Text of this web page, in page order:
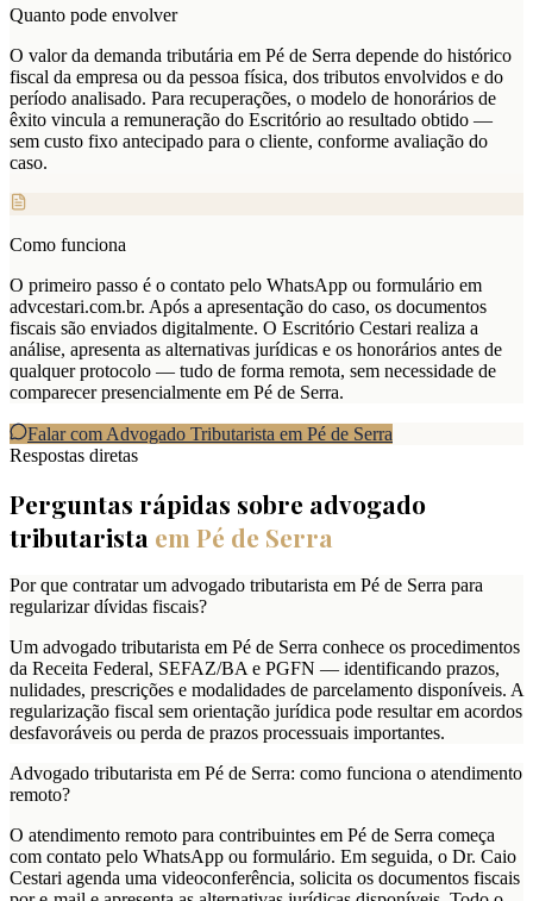
Quanto pode envolver
O valor da demanda tributária em Pé de Serra depende do histórico
fiscal da empresa ou da pessoa física, dos tributos envolvidos e do
período analisado. Para recuperações, o modelo de honorários de
êxito vincula a remuneração do Escritório ao resultado obtido —
sem custo fixo antecipado para o cliente, conforme avaliação do
caso.
Como funciona
O primeiro passo é o contato pelo WhatsApp ou formulário em
advcestari.com.br. Após a apresentação do caso, os documentos
fiscais são enviados digitalmente. O Escritório Cestari realiza a
análise, apresenta as alternativas jurídicas e os honorários antes de
qualquer protocolo — tudo de forma remota, sem necessidade de
comparecer presencialmente em Pé de Serra.
Falar com Advogado Tributarista em Pé de Serra
Respostas diretas
Perguntas rápidas sobre advogado
tributarista em Pé de Serra
Por que contratar um advogado tributarista em Pé de Serra para
regularizar dívidas fiscais?
Um advogado tributarista em Pé de Serra conhece os procedimentos
da Receita Federal, SEFAZ/BA e PGFN — identificando prazos,
nulidades, prescrições e modalidades de parcelamento disponíveis. A
regularização fiscal sem orientação jurídica pode resultar em acordos
desfavoráveis ou perda de prazos processuais importantes.
Advogado tributarista em Pé de Serra: como funciona o atendimento
remoto?
O atendimento remoto para contribuintes em Pé de Serra começa
com contato pelo WhatsApp ou formulário. Em seguida, o Dr. Caio
Cestari agenda uma videoconferência, solicita os documentos fiscais